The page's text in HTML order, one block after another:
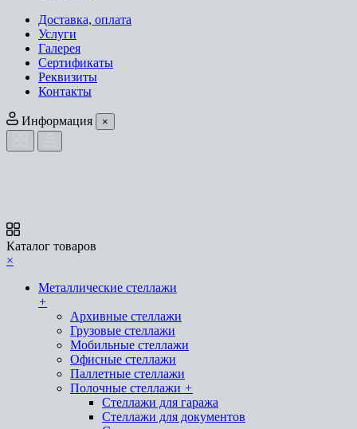
Доставка, оплата
Услуги
Галерея
Сертификаты
Реквизиты
Контакты
Информация ×
Каталог товаров
×
Металлические стеллажи
+
Архивные стеллажи
Грузовые стеллажи
Мобильные стеллажи
Офисные стеллажи
Паллетные стеллажи
Полочные стеллажи +
Стеллажи для гаража
Стеллажи для документов